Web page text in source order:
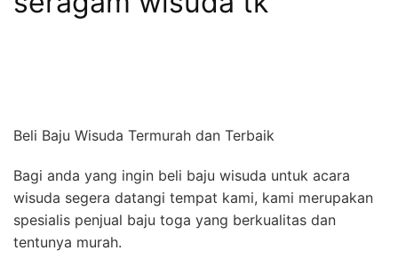
Beli Baju Wisuda Termurah dan Terbaik
Bagi anda yang ingin beli baju wisuda untuk acara
wisuda segera datangi tempat kami, kami merupakan
spesialis penjual baju toga yang berkualitas dan
tentunya murah.